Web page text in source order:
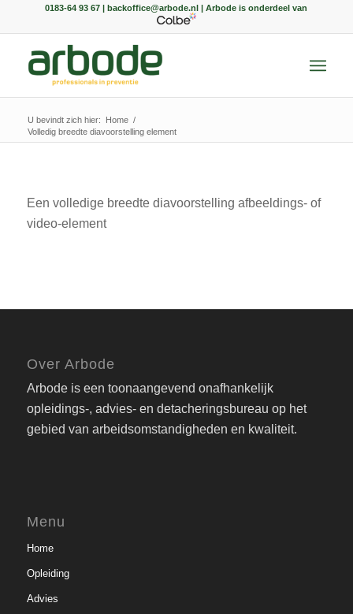
0183-64 93 67 | backoffice@arbode.nl | Arbode is onderdeel van
U bevindt zich hier: Home /
Volledig breedte diavoorstelling element
Een volledige breedte diavoorstelling afbeeldings- of
video-element
Over Arbode
Arbode is een toonaangevend onafhankelijk
opleidings-, advies- en detacheringsbureau op het
gebied van arbeidsomstandigheden en kwaliteit.
Menu
Home
Opleiding
Advies